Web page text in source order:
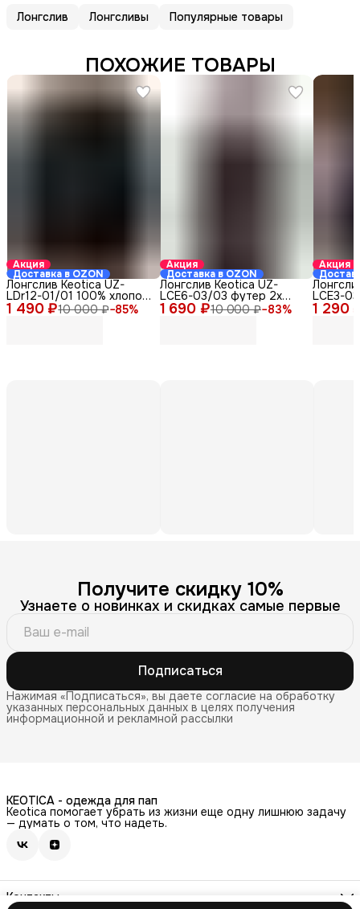
Лонгслив Лонгсливы Популярные товары
ПОХОЖИЕ ТОВАРЫ
Акция
Доставка в OZON
1 490 ₽10 000 ₽−85%
Лонгслив Keotica UZ-
LDr12-01/01 100% хлопок
черный 46
Акция
Доставка в OZON
1 690 ₽10 000 ₽−83%
Лонгслив Keotica UZ-
LСЕ6-03/03 футер 2х
нитка серый 44-46
Акция
1 290
LCE3-
серый
Получите скидку 10%
Узнаете о новинках и скидках самые первые
Подписаться
Нажимая «Подписаться», вы даете согласие на обработку
указанных персональных данных в целях получения
информационной и рекламной рассылки
KEOTICA - одежда для пап
Keotica помогает убрать из жизни еще одну лишнюю задачу
— думать о том, что надеть.
Контакты